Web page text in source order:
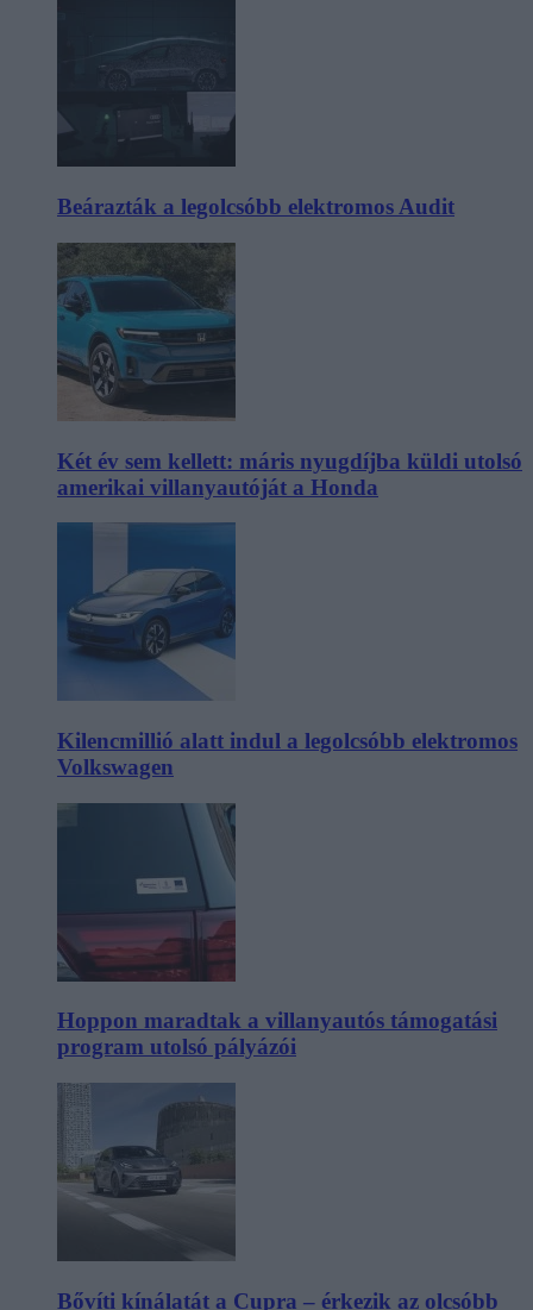
Beárazták a legolcsóbb elektromos Audit
Két év sem kellett: máris nyugdíjba küldi utolsó
amerikai villanyautóját a Honda
Kilencmillió alatt indul a legolcsóbb elektromos
Volkswagen
Hoppon maradtak a villanyautós támogatási
program utolsó pályázói
Bővíti kínálatát a Cupra – érkezik az olcsóbb